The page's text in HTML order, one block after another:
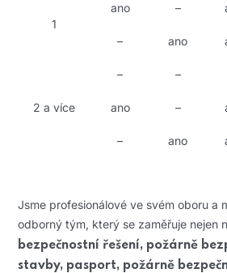
1
ano –
– ano
2 a více
– –
ano –
– ano
Jsme profesionálové ve svém oboru a
odborný tým, který se zaměřuje nejen
bezpečnostní řešení, požárně
stavby, pasport, požárně